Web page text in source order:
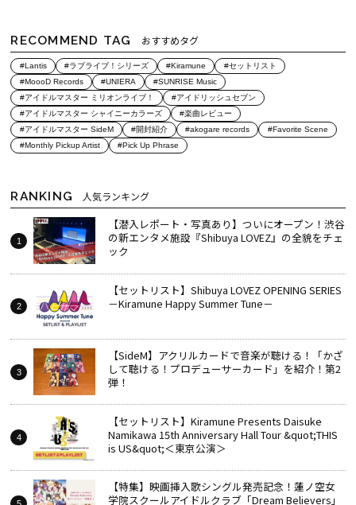
RECOMMEND TAG おすすめタグ
#Lantis #ラブライブ！シリーズ #Kiramune
#セットリスト
#MoooD Records
#UNIERA
#SUNRISE Music
#アイドルマスター ミリオンライブ！
#アイドリッシュセブン
#アイドルマスター シャイニーカラーズ
#楽曲レビュー
#アイドルマスター SideM
#開封紹介 #akogare records
#Favorite Scene
#Monthly Pickup Artist
#Pick Up Phrase
RANKING 人気ランキング
【潜入レポート・写真あり】ついにオープン！渋谷
の新エンタメ施設『Shibuya LOVEZ』の全貌をチェ
ック
【セットリスト】Shibuya LOVEZ OPENING SERIES
－Kiramune Happy Summer Tune－
【SideM】アクリルカードで音楽が聴ける！「かざ
して聴ける！プロデューサーカード」を紹介！第2
弾！
【セットリスト】Kiramune Presents Daisuke
Namikawa 15th Anniversary Hall Tour &quot;THIS
is US&quot;＜東京公演＞
【特集】映画挿入歌シングル発売記念！蓮ノ空女
学院スクールアイドルクラブ「Dream Believers」